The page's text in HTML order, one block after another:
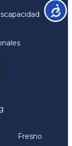
Fresno